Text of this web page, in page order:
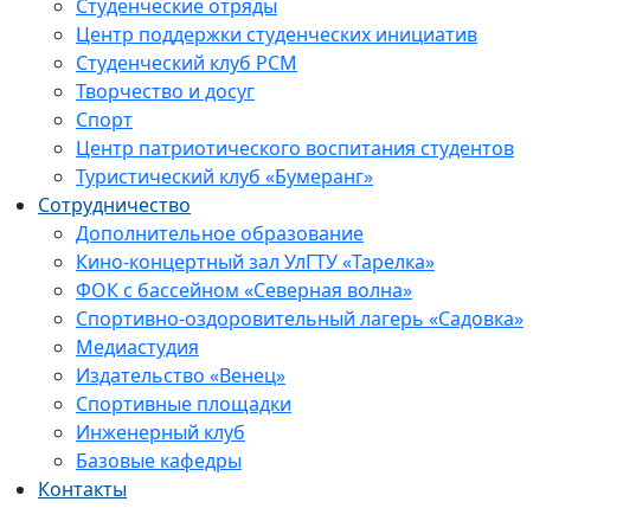
Студенческие отряды
Центр поддержки студенческих инициатив
Студенческий клуб РСМ
Творчество и досуг
Спорт
Центр патриотического воспитания студентов
Туристический клуб «Бумеранг»
Сотрудничество
Дополнительное образование
Кино-концертный зал УлГТУ «Тарелка»
ФОК с бассейном «Северная волна»
Спортивно-оздоровительный лагерь «Садовка»
Медиастудия
Издательство «Венец»
Спортивные площадки
Инженерный клуб
Базовые кафедры
Контакты